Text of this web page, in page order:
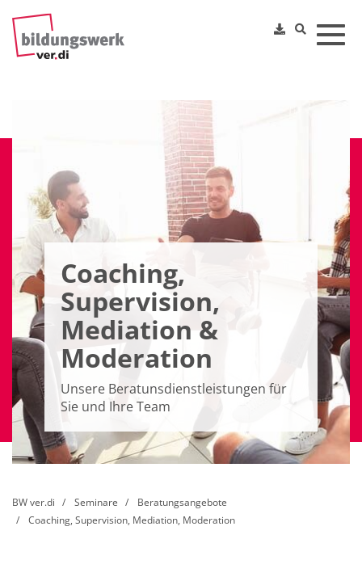
Coaching,
Supervision,
Mediation &
Moderation
Unsere Beratunsdienstleistungen für
Sie und Ihre Team
BW ver.di Seminare
Beratungsangebote
Coaching, Supervision, Mediation, Moderation